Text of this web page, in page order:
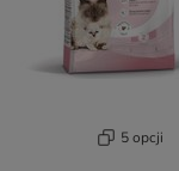
5 opcji